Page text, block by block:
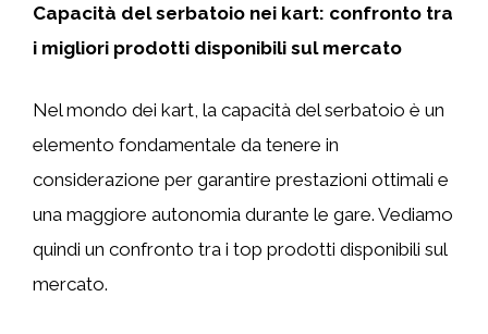
Capacità del serbatoio nei kart: confronto tra
i migliori prodotti disponibili sul mercato
Nel mondo dei kart, la capacità del serbatoio è un
elemento fondamentale da tenere in
considerazione per garantire prestazioni ottimali e
una maggiore autonomia durante le gare. Vediamo
quindi un confronto tra i top prodotti disponibili sul
mercato.